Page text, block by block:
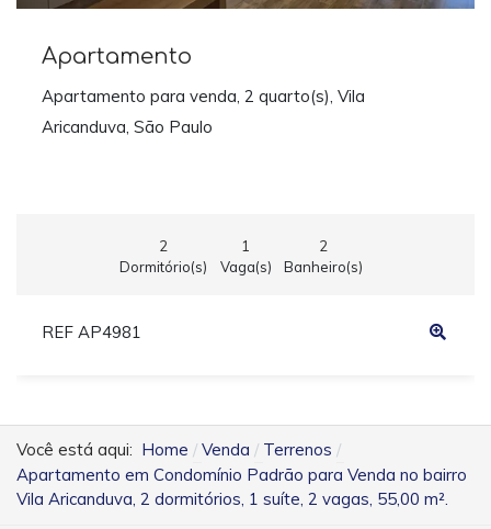
Apartamento
Apartamento para venda, 2 quarto(s), Vila
Aricanduva, São Paulo
2
Dormitório(s)
1
Vaga(s)
2
Banheiro(s)
REF AP4981
Você está aqui: Home Venda
Terrenos
Apartamento em Condomínio Padrão para Venda no bairro
Vila Aricanduva, 2 dormitórios, 1 suíte, 2 vagas, 55,00 m².